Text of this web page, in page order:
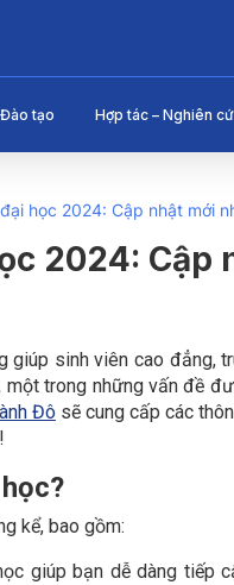
Đào tạo Hợp tác – Nghiên
học 2024: Cập nhật mới
2024: Cập
sinh viên cao đẳng,
trong những vấn đề
Đôsẽ cung cấp các
kể, bao gồm:
giúp bạn dễ dàng tiếp